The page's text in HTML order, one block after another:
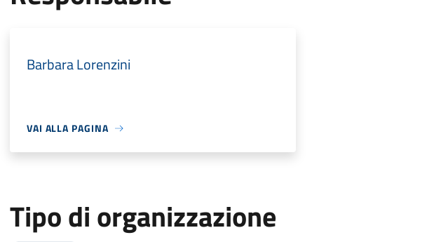
Barbara Lorenzini
VAI ALLA PAGINA
Tipo di organizzazione